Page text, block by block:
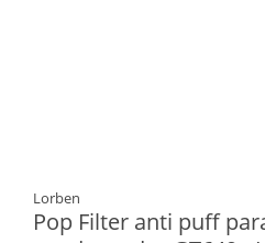
Lorben
Pop Filter anti puff